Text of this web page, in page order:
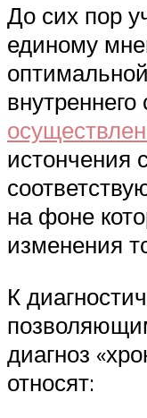
До сих пор
единому
внутреннего
истончения
на фоне
изменения
К
диагноз
относят: